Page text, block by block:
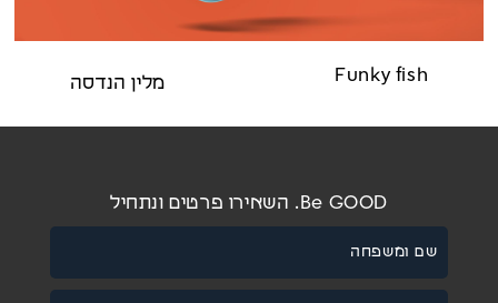
מלין הנדסה Funky fish
Be GOOD. השאירו פרטים ונתחיל